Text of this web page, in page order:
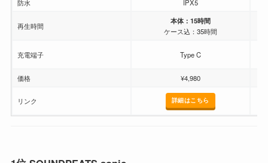
防水
IPX5
再生時間
本体：15時間
ケース込：35時間
充電端子 Type C
価格 ¥4,980
リンク 詳細はこちら